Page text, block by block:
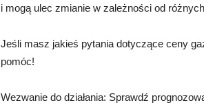
i mogą ulec zmianie w zależności od
Jeśli masz jakieś pytania dotyczące ceny
pomóc!
Wezwanie do działania: Sprawdź